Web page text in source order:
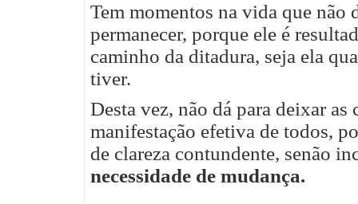
Tem momentos na vida que não
permanecer, porque ele é
caminho da ditadura, seja ela
tiver.
Desta vez, não dá para deixar as
manifestação efetiva de todos,
de clareza contundente, senão
necessidade de mudança.